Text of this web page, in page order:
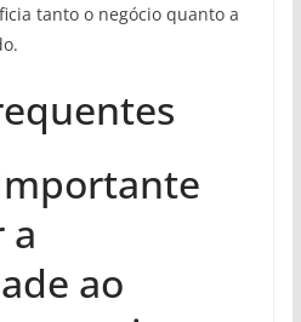
tanto o negócio quanto a
a
ao